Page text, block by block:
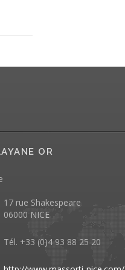
OR
17 rue Shakespeare
06000 NICE
Tél. +33 (0)4 93 88 25 20